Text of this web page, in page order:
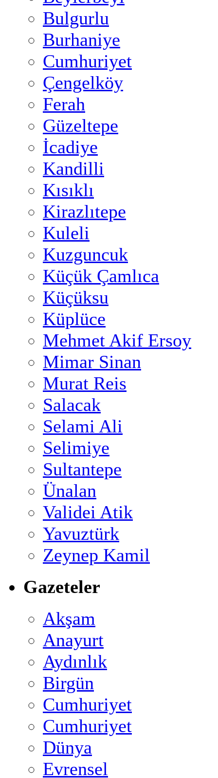
Bulgurlu
Burhaniye
Cumhuriyet
Çengelköy
Ferah
Güzeltepe
İcadiye
Kandilli
Kısıklı
Kirazlıtepe
Kuleli
Kuzguncuk
Küçük Çamlıca
Küçüksu
Küplüce
Mehmet Akif Ersoy
Mimar Sinan
Murat Reis
Salacak
Selami Ali
Selimiye
Sultantepe
Ünalan
Validei Atik
Yavuztürk
Zeynep Kamil
Gazeteler
Akşam
Anayurt
Aydınlık
Birgün
Cumhuriyet
Cumhuriyet
Dünya
Evrensel